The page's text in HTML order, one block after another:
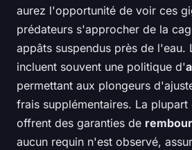
aurez l'opportunité de voir ces
prédateurs s'approcher de la
appâts suspendus près de l'eau.
incluent souvent une politique d'
permettant aux plongeurs
frais supplémentaires. La plupart
offrent des garanties de
aucun requin n'est observé,